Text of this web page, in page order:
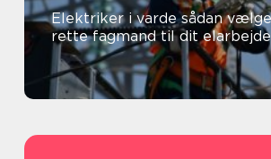
Elektriker i varde sådan vælger du den
rette fagmand til dit elarbejde